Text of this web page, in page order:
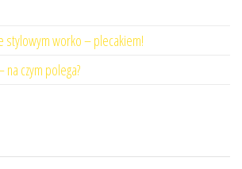
stylowym worko – plecakiem!
czym polega?